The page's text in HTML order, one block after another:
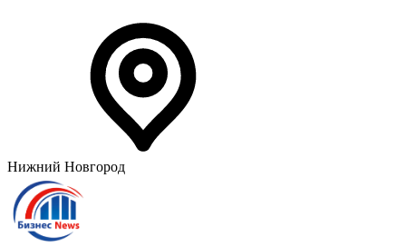
Нижний Новгород